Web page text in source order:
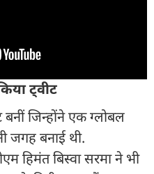
ट्वीट
बनीं जिन्होंने एक ग्लोबल
जगह बनाई थी.
हिमंत बिस्वा सरमा ने भी